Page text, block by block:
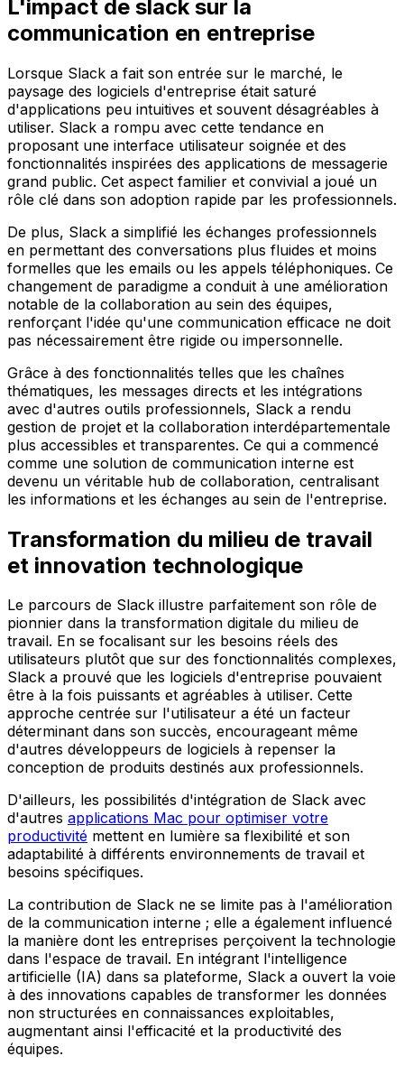
L'impact de slack sur la
communication en entreprise
Lorsque Slack a fait son entrée sur le marché, le
paysage des logiciels d'entreprise était saturé
d'applications peu intuitives et souvent désagréables à
utiliser. Slack a rompu avec cette tendance en
proposant une interface utilisateur soignée et des
fonctionnalités inspirées des applications de messagerie
grand public. Cet aspect familier et convivial a joué un
rôle clé dans son adoption rapide par les professionnels.
De plus, Slack a simplifié les échanges professionnels
en permettant des conversations plus fluides et moins
formelles que les emails ou les appels téléphoniques. Ce
changement de paradigme a conduit à une amélioration
notable de la collaboration au sein des équipes,
renforçant l'idée qu'une communication efficace ne doit
pas nécessairement être rigide ou impersonnelle.
Grâce à des fonctionnalités telles que les chaînes
thématiques, les messages directs et les intégrations
avec d'autres outils professionnels, Slack a rendu
gestion de projet et la collaboration interdépartementale
plus accessibles et transparentes. Ce qui a commencé
comme une solution de communication interne est
devenu un véritable hub de collaboration, centralisant
les informations et les échanges au sein de l'entreprise.
Transformation du milieu de travail
et innovation technologique
Le parcours de Slack illustre parfaitement son rôle de
pionnier dans la transformation digitale du milieu de
travail. En se focalisant sur les besoins réels des
utilisateurs plutôt que sur des fonctionnalités complexes,
Slack a prouvé que les logiciels d'entreprise pouvaient
être à la fois puissants et agréables à utiliser. Cette
approche centrée sur l'utilisateur a été un facteur
déterminant dans son succès, encourageant même
d'autres développeurs de logiciels à repenser la
conception de produits destinés aux professionnels.
D'ailleurs, les possibilités d'intégration de Slack avec
d'autres applications Mac pour optimiser votre
productivité mettent en lumière sa flexibilité et son
adaptabilité à différents environnements de travail et
besoins spécifiques.
La contribution de Slack ne se limite pas à l'amélioration
de la communication interne ; elle a également influencé
la manière dont les entreprises perçoivent la technologie
dans l'espace de travail. En intégrant l'intelligence
artificielle (IA) dans sa plateforme, Slack a ouvert la voie
à des innovations capables de transformer les données
non structurées en connaissances exploitables,
augmentant ainsi l'efficacité et la productivité des
équipes.